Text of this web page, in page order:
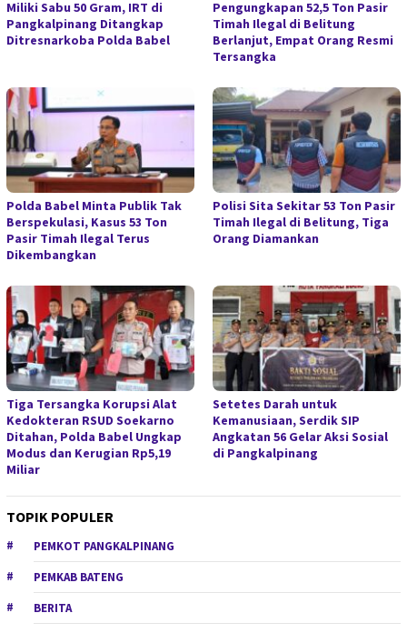
Miliki Sabu 50 Gram, IRT di
Pangkalpinang Ditangkap
Ditresnarkoba Polda Babel
Pengungkapan 52,5 Ton Pasir
Timah Ilegal di Belitung
Berlanjut, Empat Orang Resmi
Tersangka
Polda Babel Minta Publik Tak
Berspekulasi, Kasus 53 Ton
Pasir Timah Ilegal Terus
Dikembangkan
Polisi Sita Sekitar 53 Ton Pasir
Timah Ilegal di Belitung, Tiga
Orang Diamankan
Tiga Tersangka Korupsi Alat
Kedokteran RSUD Soekarno
Ditahan, Polda Babel Ungkap
Modus dan Kerugian Rp5,19
Miliar
Setetes Darah untuk
Kemanusiaan, Serdik SIP
Angkatan 56 Gelar Aksi Sosial
di Pangkalpinang
TOPIK POPULER
PEMKOT PANGKALPINANG
PEMKAB BATENG
BERITA